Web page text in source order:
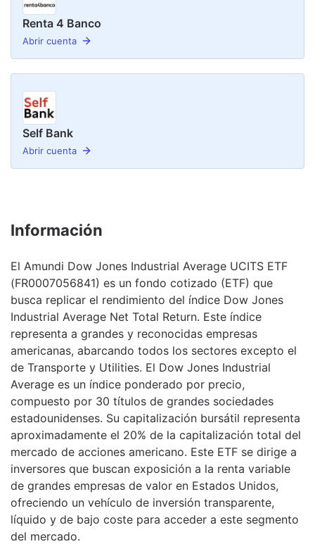
Renta 4 Banco
Abrir cuenta
Self Bank
Abrir cuenta
Información
El Amundi Dow Jones Industrial Average UCITS ETF
(FR0007056841) es un fondo cotizado (ETF) que
busca replicar el rendimiento del índice Dow Jones
Industrial Average Net Total Return. Este índice
representa a grandes y reconocidas empresas
americanas, abarcando todos los sectores excepto el
de Transporte y Utilities. El Dow Jones Industrial
Average es un índice ponderado por precio,
compuesto por 30 títulos de grandes sociedades
estadounidenses. Su capitalización bursátil representa
aproximadamente el 20% de la capitalización total del
mercado de acciones americano. Este ETF se dirige a
inversores que buscan exposición a la renta variable
de grandes empresas de valor en Estados Unidos,
ofreciendo un vehículo de inversión transparente,
líquido y de bajo coste para acceder a este segmento
del mercado.